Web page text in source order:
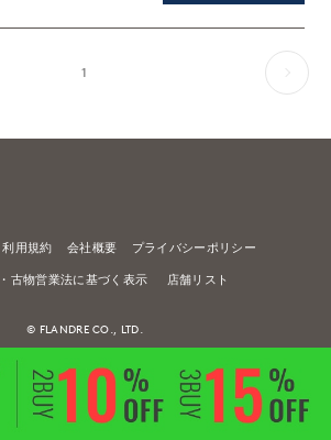
1
利用規約 会社概要 プライバシーポリシー
古物営業法に基づく表示 店舗リスト
© FLANDRE CO., LTD.